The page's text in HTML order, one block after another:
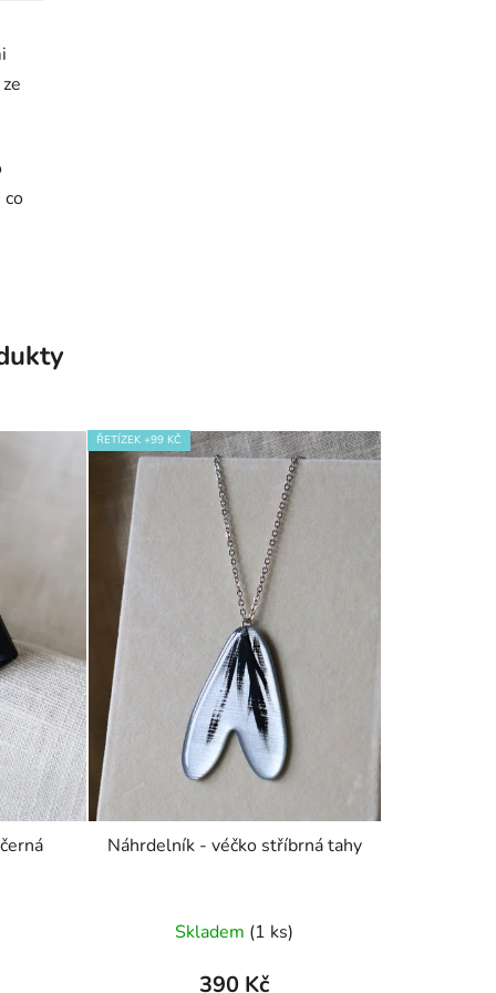
co
ŘETÍZEK +99 KČ
Náhrdelník - véčko stříbrná tahy
Skladem (1 ks)
390 Kč